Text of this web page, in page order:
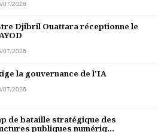
07/2026
Djibril Ouattara réceptionne le
07/2026
la gouvernance de l'IA
07/2026
de bataille stratégique des
publiques numériq...